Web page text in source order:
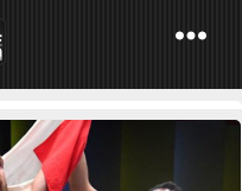
»Prochazka przed walką
stroną